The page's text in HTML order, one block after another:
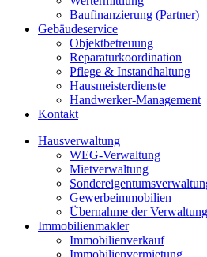
Baufinanzierung (Partner)
Gebäudeservice
Objektbetreuung
Reparaturkoordination
Pflege & Instandhaltung
Hausmeisterdienste
Handwerker‑Management
Kontakt
Hausverwaltung
WEG-Verwaltung
Mietverwaltung
Gewerbeimmobilien
Übernahme der Verwaltung
Immobilienmakler
Immobilienverkauf
Immobilienvermietung